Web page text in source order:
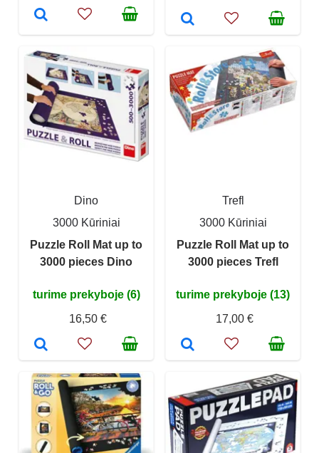
Dino
3000 Kūriniai
Puzzle Roll Mat up to
3000 pieces Dino
turime prekyboje (6)
16,50 €
Trefl
3000 Kūriniai
Puzzle Roll Mat up to
3000 pieces Trefl
turime prekyboje (13)
17,00 €